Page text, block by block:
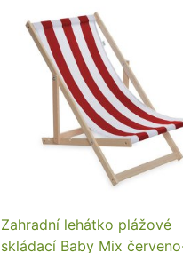
Zahradní lehátko plážové
skládací Baby Mix